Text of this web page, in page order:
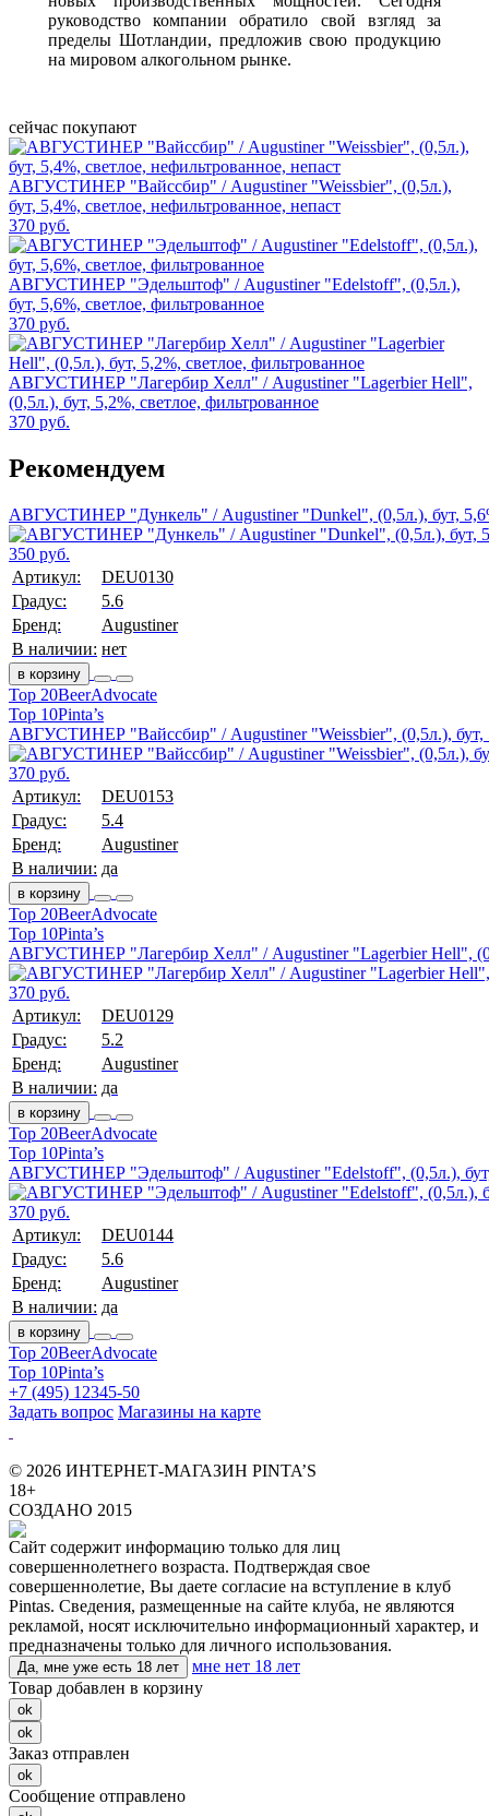
руководство компании обратило свой взгляд за
пределы Шотландии, предложив свою продукцию
на мировом алкогольном рынке.
сейчас покупают
АВГУСТИНЕР "Вайссбир" / Augustiner "Weissbier", (0,5л.),
бут, 5,4%, светлое, нефильтрованное, непаст
370 руб.
АВГУСТИНЕР "Эдельштоф" / Augustiner "Edelstoff", (0,5л.),
бут, 5,6%, светлое, фильтрованное
370 руб.
АВГУСТИНЕР "Лагербир Хелл" / Augustiner "Lagerbier Hell",
(0,5л.), бут, 5,2%, светлое, фильтрованное
370 руб.
Рекомендуем
АВГУСТИНЕР "Дункель" / Augustiner "Dunkel", (0,5л.), бут,
350 руб.
Артикул:
DEU0130
Градус:
5.6
Бренд:
Augustiner
В наличии: нет
в корзину
Top 20BeerAdvocate
Top 10Pinta’s
АВГУСТИНЕР "Вайссбир" / Augustiner "Weissbier", (0,5л.), бут,
370 руб.
Артикул:
DEU0153
Градус:
5.4
Бренд:
Augustiner
В наличии: да
в корзину
Top 20BeerAdvocate
Top 10Pinta’s
АВГУСТИНЕР "Лагербир Хелл" / Augustiner "Lagerbier Hell",
370 руб.
Артикул:
DEU0129
Градус:
5.2
Бренд:
Augustiner
В наличии: да
в корзину
Top 20BeerAdvocate
Top 10Pinta’s
АВГУСТИНЕР "Эдельштоф" / Augustiner "Edelstoff", (0,5л.), бут,
370 руб.
Артикул:
DEU0144
Градус:
5.6
Бренд:
Augustiner
В наличии: да
в корзину
Top 20BeerAdvocate
Top 10Pinta’s
+7 (495) 12345-50
Задать вопрос Магазины на карте
© 2026 ИНТЕРНЕТ-МАГАЗИН PINTA’S
18+
СОЗДАНО 2015
Сайт содержит информацию только для лиц
совершеннолетнего возраста. Подтверждая свое
совершеннолетие, Вы даете согласие на вступление в клуб
Pintas. Сведения, размещенные на сайте клуба, не являются
рекламой, носят исключительно информационный характер, и
предназначены только для личного использования.
Да, мне уже есть 18 лет
мне нет 18 лет
Товар добавлен в корзину
ok
ok
Заказ отправлен
ok
Сообщение отправлено